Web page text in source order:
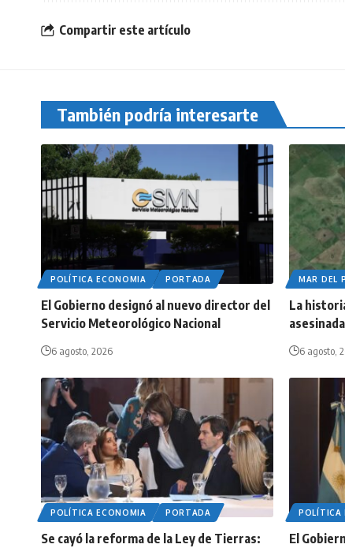
Compartir este artículo
También podría interesarte
POLÍTICA ECONOMIA PORTADA
El Gobierno designó al nuevo director del
Servicio Meteorológico Nacional
6 agosto, 2026
MAR DEL
La
6 agosto,
POLÍTICA ECONOMIA PORTADA
Se cayó la reforma de la Ley de Tierras:
POLÍTICA
El